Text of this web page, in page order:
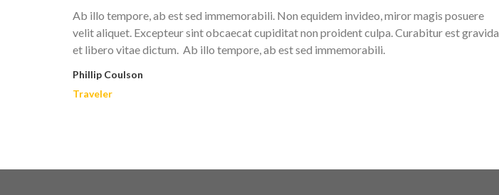
Ab illo tempore, ab est sed immemorabili. Non equidem invideo, miror magis posuere
velit aliquet. Excepteur sint obcaecat cupiditat non proident culpa. Curabitur est gravida
et libero vitae dictum. Ab illo tempore, ab est sed immemorabili.
Phillip Coulson
Traveler